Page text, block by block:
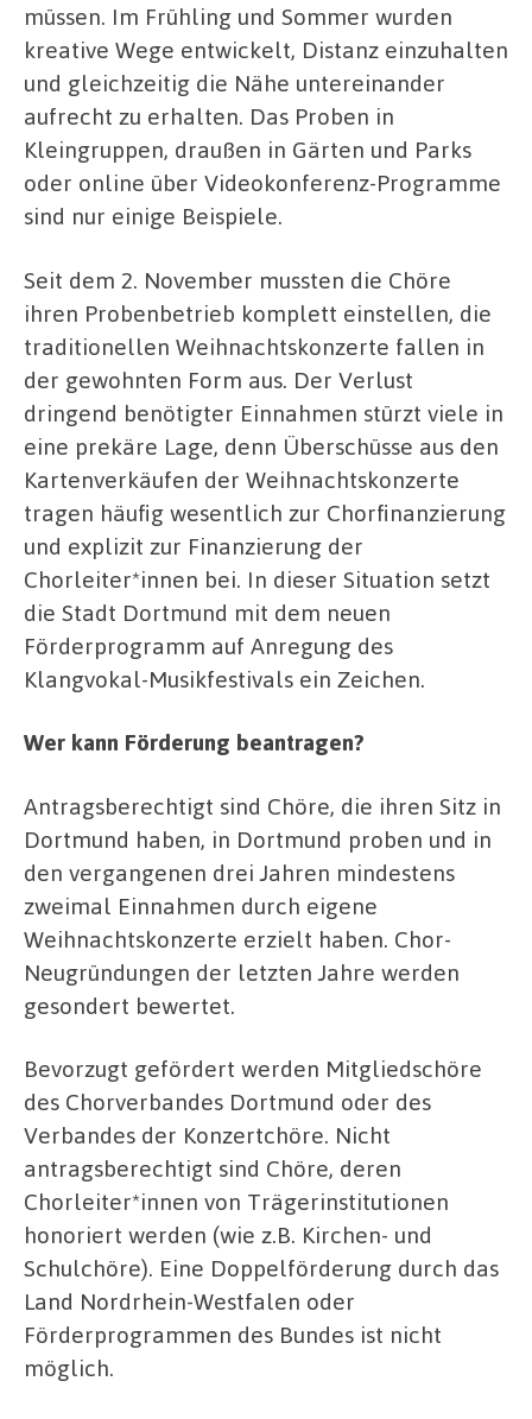
müssen. Im Frühling und Sommer wurden
kreative Wege entwickelt, Distanz einzuhalten
und gleichzeitig die Nähe untereinander
aufrecht zu erhalten. Das Proben in
Kleingruppen, draußen in Gärten und Parks
oder online über Videokonferenz-Programme
sind nur einige Beispiele.
Seit dem 2. November mussten die Chöre
ihren Probenbetrieb komplett einstellen, die
traditionellen Weihnachtskonzerte fallen in
der gewohnten Form aus. Der Verlust
dringend benötigter Einnahmen stürzt viele in
eine prekäre Lage, denn Überschüsse aus den
Kartenverkäufen der Weihnachtskonzerte
tragen häufig wesentlich zur Chorfinanzierung
und explizit zur Finanzierung der
Chorleiter*innen bei. In dieser Situation setzt
die Stadt Dortmund mit dem neuen
Förderprogramm auf Anregung des
Klangvokal-Musikfestivals ein Zeichen.
Wer kann Förderung beantragen?
Antragsberechtigt sind Chöre, die ihren Sitz in
Dortmund haben, in Dortmund proben und in
den vergangenen drei Jahren mindestens
zweimal Einnahmen durch eigene
Weihnachtskonzerte erzielt haben. Chor-
Neugründungen der letzten Jahre werden
gesondert bewertet.
Bevorzugt gefördert werden Mitgliedschöre
des Chorverbandes Dortmund oder des
Verbandes der Konzertchöre. Nicht
antragsberechtigt sind Chöre, deren
Chorleiter*innen von Trägerinstitutionen
honoriert werden (wie z.B. Kirchen- und
Schulchöre). Eine Doppelförderung durch das
Land Nordrhein-Westfalen oder
Förderprogrammen des Bundes ist nicht
möglich.